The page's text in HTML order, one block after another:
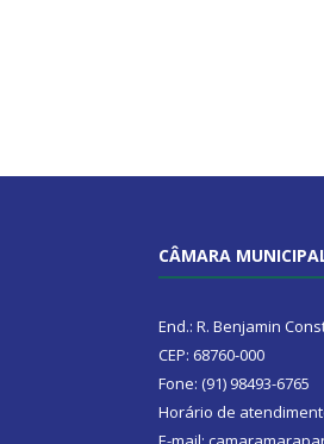
CÂMARA
End.: R. Benjamin
CEP: 68760-000
Fone: (91) 98493-6765
Horário de